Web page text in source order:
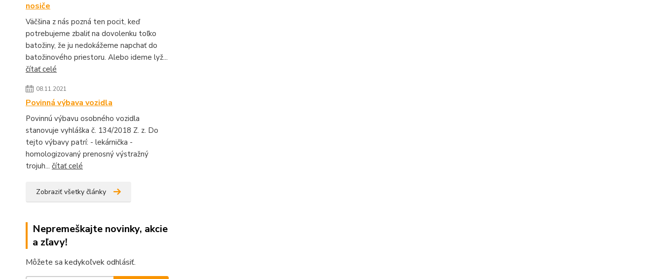
nosiče
Väčšina z nás pozná ten pocit, keď
potrebujeme zbaliť na dovolenku toľko
batožiny, že ju nedokážeme napchať do
batožinového priestoru. Alebo ideme lyž...
čítať celé
08.11.2021
Povinná výbava vozidla
Povinnú výbavu osobného vozidla
stanovuje vyhláška č. 134/2018 Z. z. Do
tejto výbavy patrí: - lekárnička -
homologizovaný prenosný výstražný
trojuh... čítať celé
Zobraziť všetky články
Nepremeškajte novinky, akcie
a zľavy!
Môžete sa kedykoľvek odhlásiť.